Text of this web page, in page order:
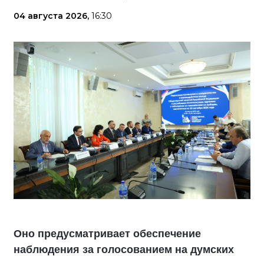
04 августа 2026, 16:30
Оно предусматривает обеспечение
наблюдения за голосованием на думских